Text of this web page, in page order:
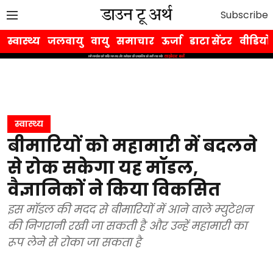
Subscribe
स्वास्थ्य जलवायु वायु समाचार ऊर्जा डाटा सेंटर वीडियो
स्वास्थ्य
बीमारियों को महामारी में बदलने
से रोक सकेगा यह मॉडल,
वैज्ञानिकों ने किया विकसित
इस मॉडल की मदद से बीमारियों में आने वाले म्युटेशन
की निगरानी रखी जा सकती है और उन्हें महामारी का
रूप लेने से रोका जा सकता है